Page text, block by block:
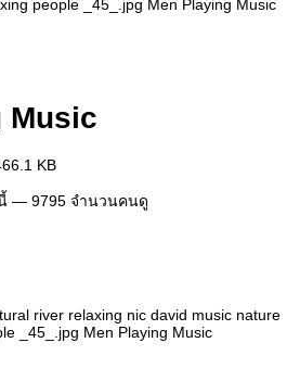
Music
KB
— 9795 จำนวนคนดู
river relaxing nic david music nature
_45_.jpg Men Playing Music